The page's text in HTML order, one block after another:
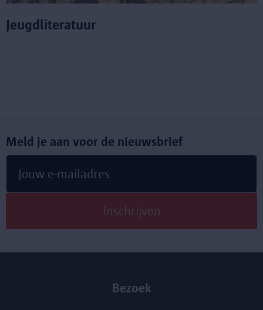
Jeugdliteratuur
Meld je aan voor de nieuwsbrief
Bezoek